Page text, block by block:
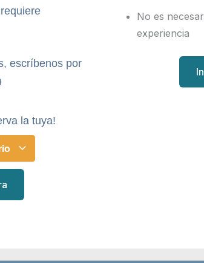
escríbenos por
la tuya!
No es
experiencia